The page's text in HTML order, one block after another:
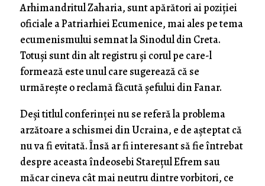
Arhimandritul Zaharia, sunt apărători ai poziției
oficiale a Patriarhiei Ecumenice, mai ales pe tema
ecumenismului semnat la Sinodul din Creta.
Totuși sunt din alt registru și corul pe care-l
formează este unul care sugerează că se
urmărește o reclamă făcută șefului din Fanar.
Deși titlul conferinței nu se referă la problema
arzătoare a schismei din Ucraina, e de așteptat că
nu va fi evitată. Însă ar fi interesant să fie întrebat
despre aceasta îndeosebi Starețul Efrem sau
măcar cineva cât mai neutru dintre vorbitori, ce